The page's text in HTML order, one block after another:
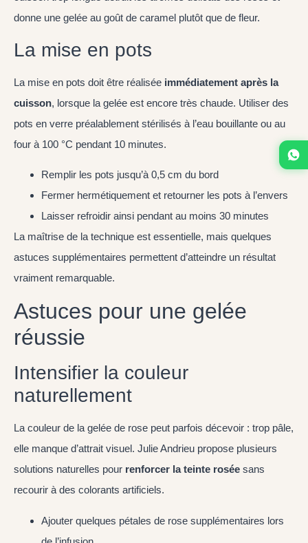
donne une gelée au goût de caramel plutôt que de fleur.
La mise en pots
La mise en pots doit être réalisée immédiatement après la
cuisson, lorsque la gelée est encore très chaude. Utiliser des
pots en verre préalablement stérilisés à l’eau bouillante ou au
four à 100 °C pendant 10 minutes.
Remplir les pots jusqu’à 0,5 cm du bord
Fermer hermétiquement et retourner les pots à l’envers
Laisser refroidir ainsi pendant au moins 30 minutes
La maîtrise de la technique est essentielle, mais quelques
astuces supplémentaires permettent d’atteindre un résultat
vraiment remarquable.
Astuces pour une gelée
réussie
Intensifier la couleur
naturellement
La couleur de la gelée de rose peut parfois décevoir : trop pâle,
elle manque d’attrait visuel. Julie Andrieu propose plusieurs
solutions naturelles pour renforcer la teinte rosée sans
recourir à des colorants artificiels.
Ajouter quelques pétales de rose supplémentaires lors